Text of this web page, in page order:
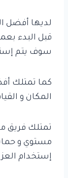
لديها أفضل
قبل البدء
سوف يتم
كما تمتلك
المكان و
تمتلك فريق
مستوي و
إستخدام